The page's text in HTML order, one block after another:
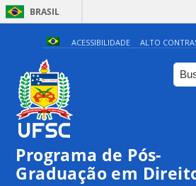
BRASIL
ACESSIBILIDADE ALTO
Programa de Pós-
Graduação em